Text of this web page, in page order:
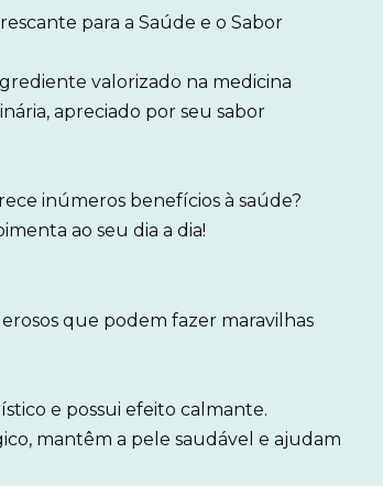
para a Saúde e o Sabor
valorizado na medicina
apreciado por seu sabor
inúmeros benefícios à saúde?
ao seu dia a dia!
que podem fazer maravilhas
e possui efeito calmante.
mantêm a pele saudável e ajudam